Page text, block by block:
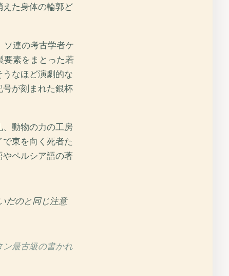
た身体の輪郭ど
ソ連の考古学者ケ
要素をまとった若
なほど演劇的な
が刻まれた銀杯
動物の力の工房
東を向く死者た
ペルシア語の著
だのと同じ注意
最古級の書かれ